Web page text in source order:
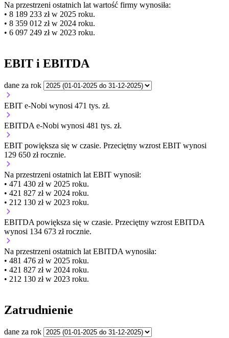
Na przestrzeni ostatnich lat wartość firmy wynosiła:
• 8 189 233 zł w 2025 roku.
• 8 359 012 zł w 2024 roku.
• 6 097 249 zł w 2023 roku.
EBIT i EBITDA
dane za rok
EBIT e-Nobi wynosi 471 tys. zł.
EBITDA e-Nobi wynosi 481 tys. zł.
EBIT powiększa się w czasie. Przeciętny wzrost EBIT wynosi
129 650 zł rocznie.
Na przestrzeni ostatnich lat EBIT wynosił:
• 471 430 zł w 2025 roku.
• 421 827 zł w 2024 roku.
• 212 130 zł w 2023 roku.
EBITDA powiększa się w czasie. Przeciętny wzrost EBITDA
wynosi 134 673 zł rocznie.
Na przestrzeni ostatnich lat EBITDA wynosiła:
• 481 476 zł w 2025 roku.
• 421 827 zł w 2024 roku.
• 212 130 zł w 2023 roku.
Zatrudnienie
dane za rok